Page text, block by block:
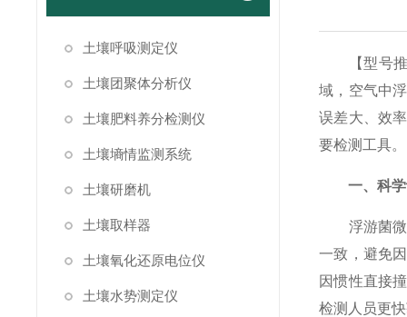
土壤呼吸测定仪
土壤团聚体分析仪
土壤肥料养分检测仪
土壤墒情监测系统
土壤研磨机
土壤取样器
土壤氧化还原电位仪
土壤水势测定仪
【型号
域，空气中
误差大、效
要检测工具。
一、科
浮游菌微生
一致，避免
因惯性直接
检测人员更